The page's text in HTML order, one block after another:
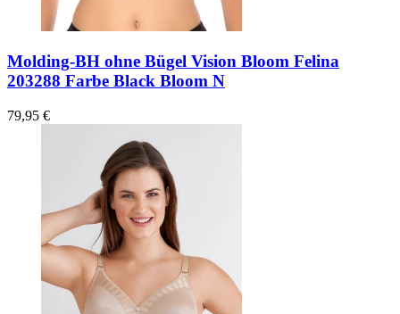
Molding-BH ohne Bügel Vision Bloom Felina
203288 Farbe Black Bloom N
79,95 €